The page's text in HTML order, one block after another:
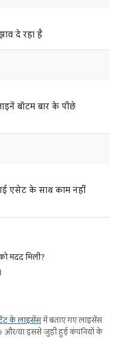
दे रहा है
बॉटम बार के पीछे
एसेट के साथ काम नहीं
मदद मिली?
के लाइसेंसमें बताए गए लाइसेंस
और/या इससे जुड़ी हुई कंपनियों के